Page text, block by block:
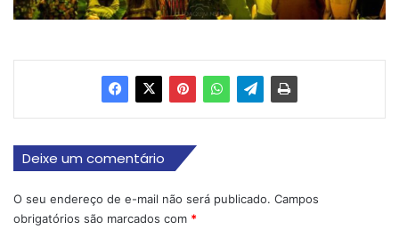
Deixe um comentário
O seu endereço de e-mail não será publicado. Campos
obrigatórios são marcados com *